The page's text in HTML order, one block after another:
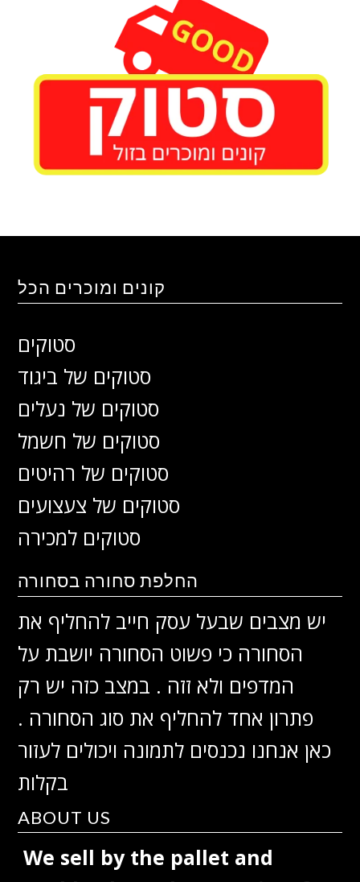
קונים ומוכרים הכל
סטוקים
סטוקים של ביגוד
סטוקים של נעלים
סטוקים של חשמל
סטוקים של רהיטים
סטוקים של צעצועים
סטוקים למכירה
החלפת סחורה בסחורה
יש מצבים שבעל עסק חייב להחליף את
הסחורה כי פשוט הסחורה יושבת על
המדפים ולא זזה . במצב כזה יש רק
פתרון אחד להחליף את סוג הסחורה .
כאן אנחנו נכנסים לתמונה ויכולים לעזור
ABOUT US
We sell by the pallet and